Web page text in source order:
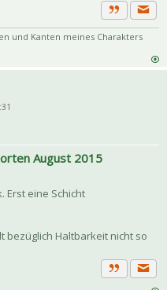
Zitat
und Kanten meines Charakters
August 2015
Erst eine Schicht
bezüglich Haltbarkeit nicht so
Zitat